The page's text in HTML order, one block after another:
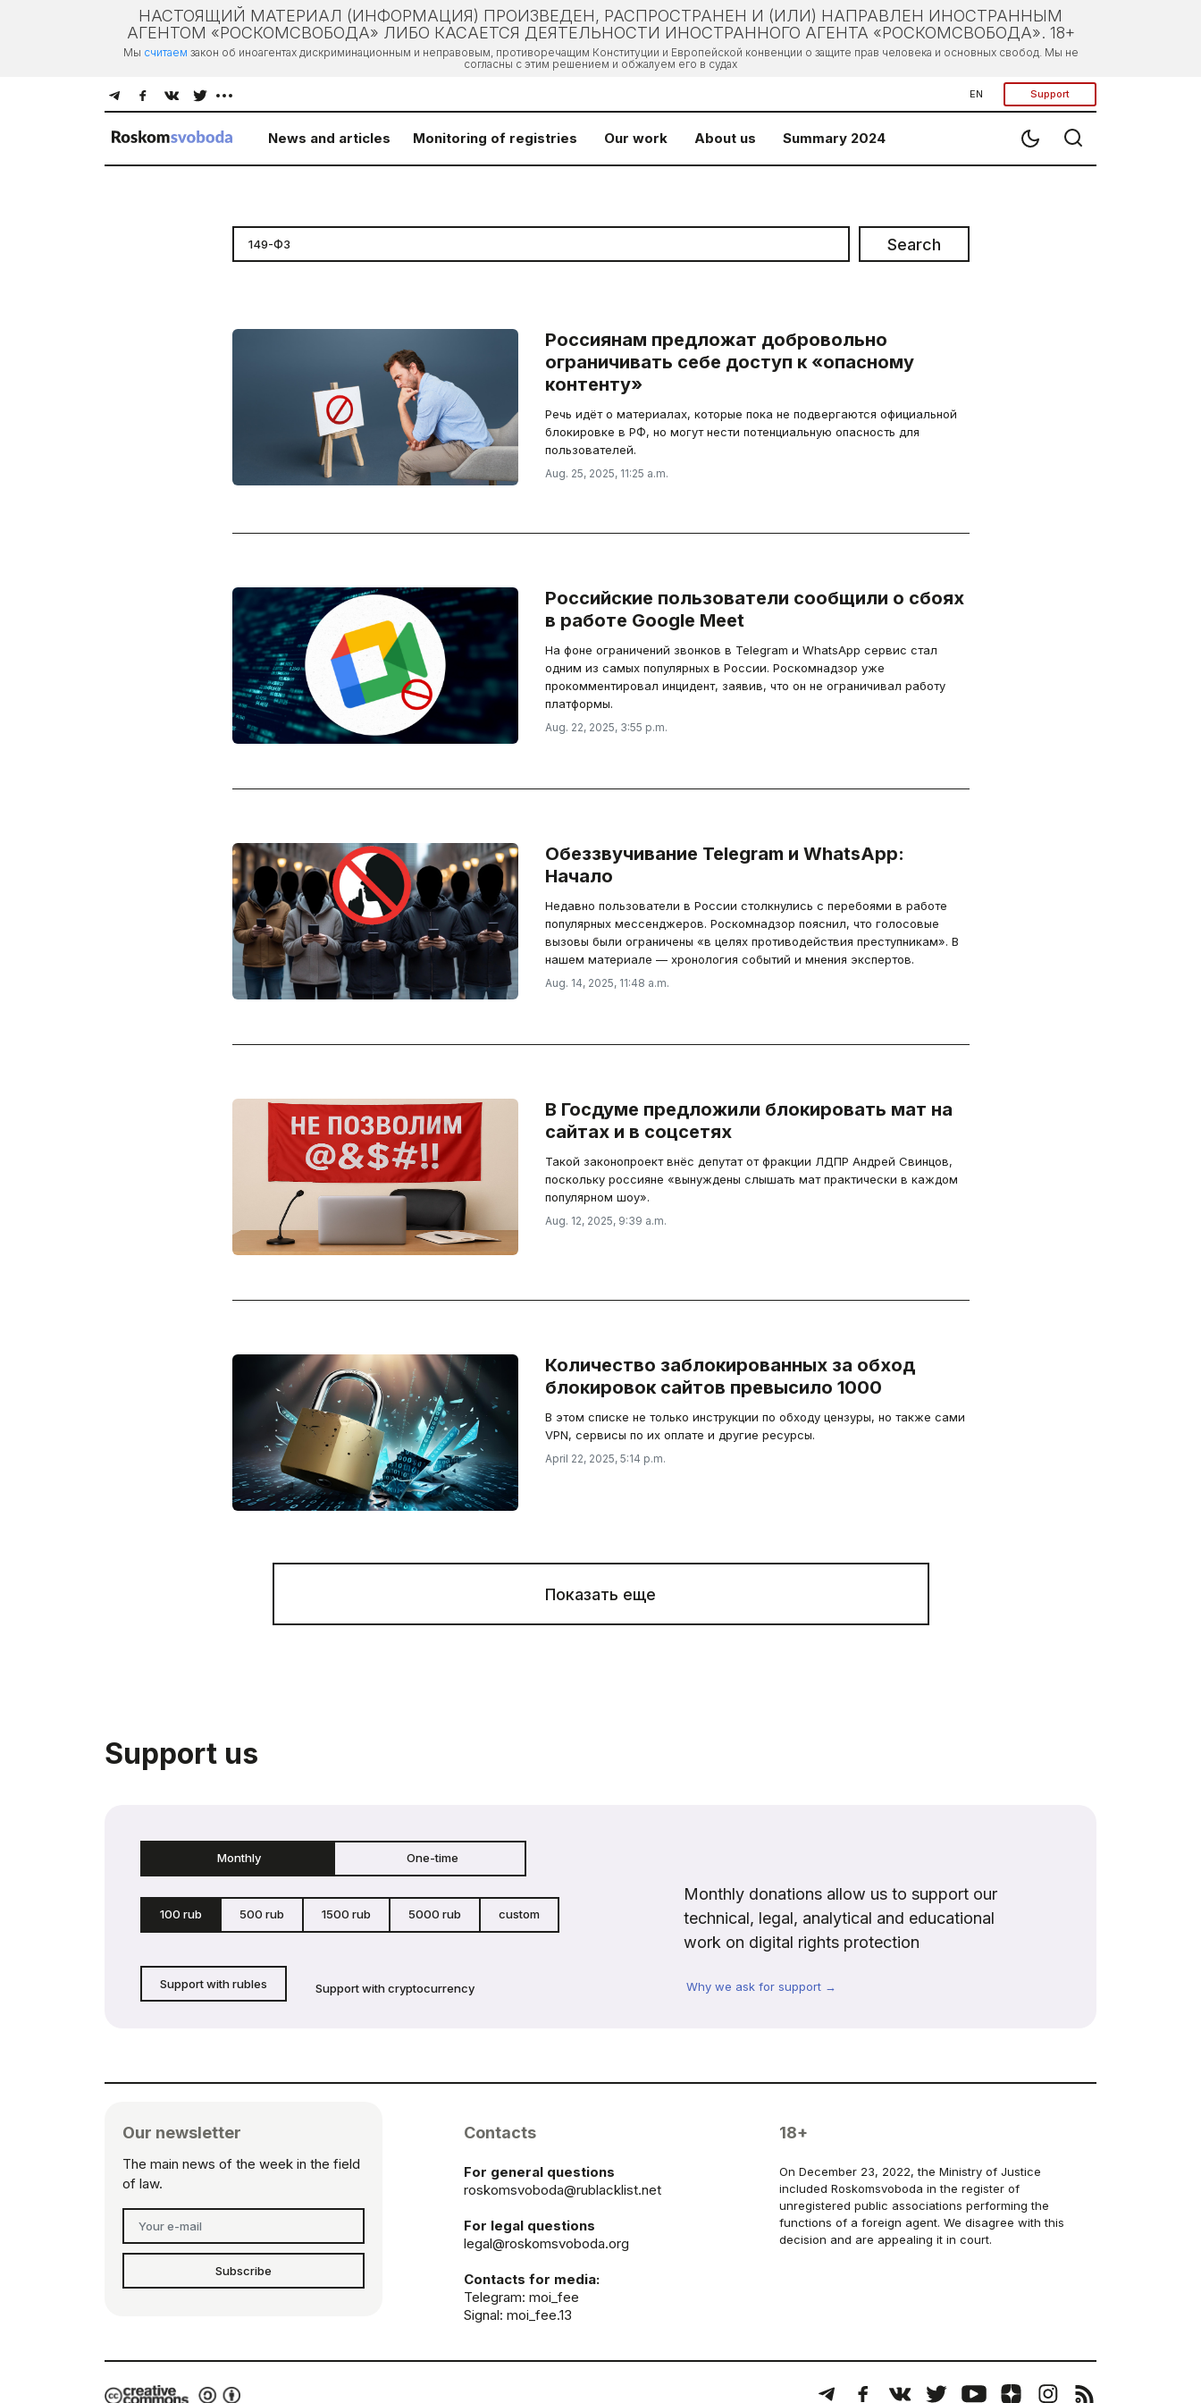
НАСТОЯЩИЙ МАТЕРИАЛ (ИНФОРМАЦИЯ) ПРОИЗВЕДЕН, РАСПРОСТРАНЕН И (ИЛИ) НАПРАВЛЕН ИНОСТРАННЫМ
АГЕНТОМ «РОСКОМСВОБОДА» ЛИБО КАСАЕТСЯ ДЕЯТЕЛЬНОСТИ ИНОСТРАННОГО АГЕНТА «РОСКОМСВОБОДА». 18+
Мы считаем закон об иноагентах дискриминационным и неправовым, противоречащим Конституции и Европейской конвенции о защите прав человека и основных свобод. Мы не
согласны с этим решением и обжалуем его в судах
EN Support
News and articles Monitoring of registries Our work About us Summary 2024
Search
Россиянам предложат добровольно
ограничивать себе доступ к «опасному
контенту»
Речь идёт о материалах, которые пока не подвергаются официальной
блокировке в РФ, но могут нести потенциальную опасность для
пользователей.
Aug. 25, 2025, 11:25 a.m.
Российские пользователи сообщили о сбоях
в работе Google Meet
На фоне ограничений звонков в Telegram и WhatsApp сервис стал
одним из самых популярных в России. Роскомнадзор уже
прокомментировал инцидент, заявив, что он не ограничивал работу
платформы.
Aug. 22, 2025, 3:55 p.m.
Обеззвучивание Telegram и WhatsApp:
Начало
Недавно пользователи в России столкнулись с перебоями в работе
популярных мессенджеров. Роскомнадзор пояснил, что голосовые
вызовы были ограничены «в целях противодействия преступникам». В
нашем материале — хронология событий и мнения экспертов.
Aug. 14, 2025, 11:48 a.m.
В Госдуме предложили блокировать мат на
сайтах и в соцсетях
Такой законопроект внёс депутат от фракции ЛДПР Андрей Свинцов,
поскольку россияне «вынуждены слышать мат практически в каждом
популярном шоу».
Aug. 12, 2025, 9:39 a.m.
Количество заблокированных за обход
блокировок сайтов превысило 1000
В этом списке не только инструкции по обходу цензуры, но также сами
VPN, сервисы по их оплате и другие ресурсы.
April 22, 2025, 5:14 p.m.
Показать еще
Support us
Monthly One-time
100 rub 500 rub 1500 rub 5000 rub custom
Support with rubles Support with cryptocurrency
Monthly donations allow us to support our
technical, legal, analytical and educational
work on digital rights protection
Why we ask for support →
Our newsletter
The main news of the week in the field
of law.
Subscribe
Contacts
For general questions
roskomsvoboda@rublacklist.net
For legal questions
legal@roskomsvoboda.org
Contacts for media:
Telegram: moi_fee
Signal: moi_fee.13
18+
On December 23, 2022, the Ministry of Justice
included Roskomsvoboda in the register of
unregistered public associations performing the
functions of a foreign agent. We disagree with this
decision and are appealing it in court.